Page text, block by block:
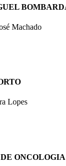
Machado
Lopes
ONCOLOGIA